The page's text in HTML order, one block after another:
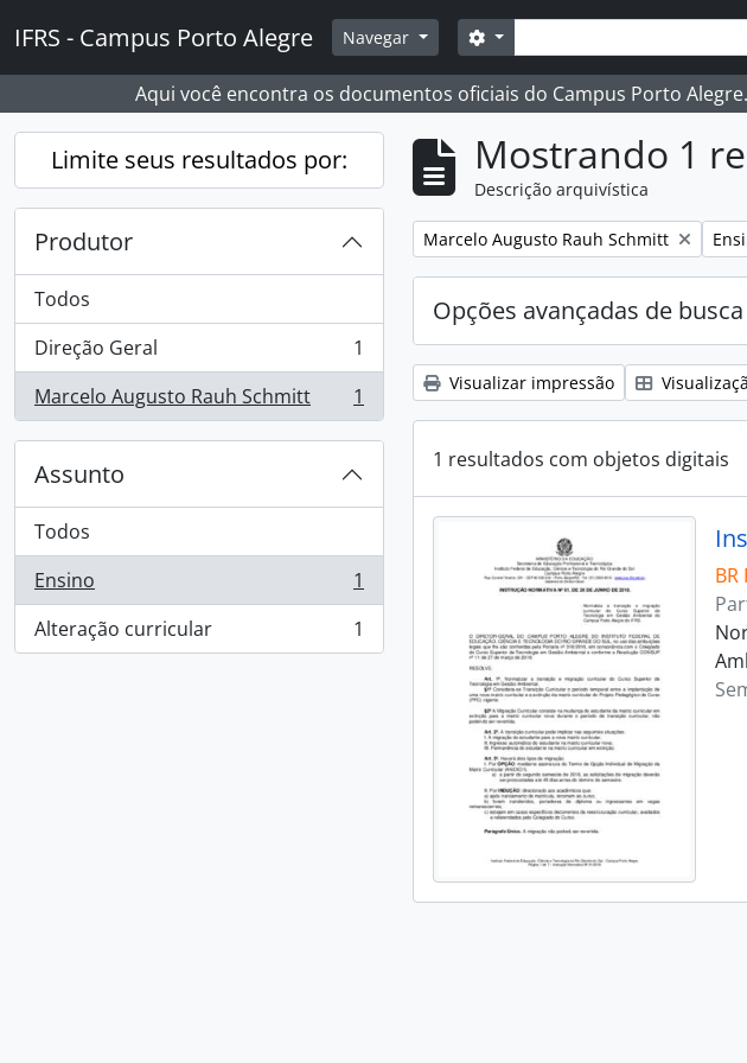
IFRS - Campus Porto Alegre Navegar Buscar
Opções de busca
Aqui você encontra os documentos oficiais do Campus Porto Alegre.
Limite seus resultados por:
Produtor
Todos
Direção Geral
, 1 resultados
1
Marcelo Augusto Rauh Schmitt
, 1 resultados 1
Assunto
Todos
Ensino
, 1 resultados
1
Alteração curricular
, 1 resultados 1
Mostrando 1
Descrição arquivística
Remover filtro:
Marcelo Augusto Rauh Schmitt
Opções avançadas de busca
Visualizar impressão
1 resultados com objetos digitais
BR